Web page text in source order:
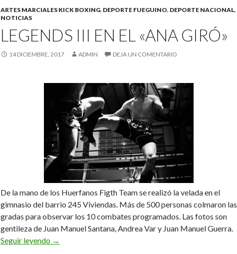
ARTES MARCIALES KICK BOXING, DEPORTE FUEGUINO, DEPORTE NACIONAL,
NOTICIAS
LEGENDS III EN EL «ANA GIRÓ»
14 DICIEMBRE, 2017 ADMIN DEJA UN COMENTARIO
De la mano de los Huerfanos Figth Team se realizó la velada en el
gimnasio del barrio 245 Viviendas. Más de 500 personas colmaron las
gradas para observar los 10 combates programados. Las fotos son
gentileza de Juan Manuel Santana, Andrea Var y Juan Manuel Guerra.
Seguir leyendo
Legends III en el «Ana Giró»
→